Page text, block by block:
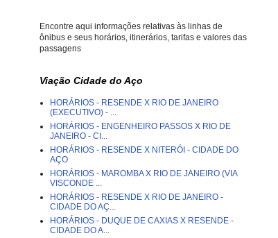
Encontre aqui informações relativas às linhas de
ônibus e seus horários, itinerários, tarifas e valores das
passagens
Viação Cidade do Aço
HORÁRIOS - RESENDE X RIO DE JANEIRO
(EXECUTIVO) - ...
HORÁRIOS - ENGENHEIRO PASSOS X RIO DE
JANEIRO - CI...
HORÁRIOS - RESENDE X NITERÓI - CIDADE DO
AÇO
HORÁRIOS - MAROMBA X RIO DE JANEIRO (VIA
VISCONDE ...
HORÁRIOS - RESENDE X RIO DE JANEIRO -
CIDADE DO AÇ...
HORÁRIOS - DUQUE DE CAXIAS X RESENDE -
CIDADE DO A...